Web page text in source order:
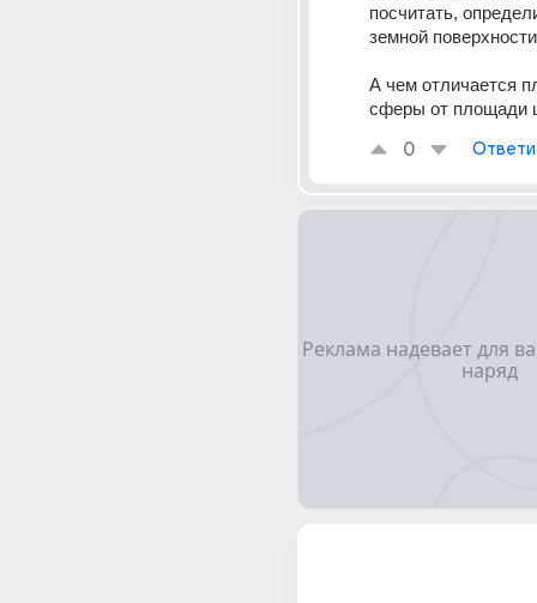
посчитать,
земной
А чем отличается
сферы от площади
0